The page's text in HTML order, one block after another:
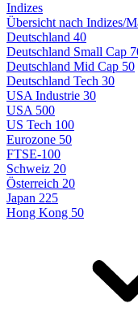
Indizes
Übersicht nach Indizes/
Deutschland 40
Deutschland Small Cap
Deutschland Mid Cap 50
Deutschland Tech 30
USA Industrie 30
USA 500
US Tech 100
Eurozone 50
FTSE-100
Schweiz 20
Österreich 20
Japan 225
Hong Kong 50